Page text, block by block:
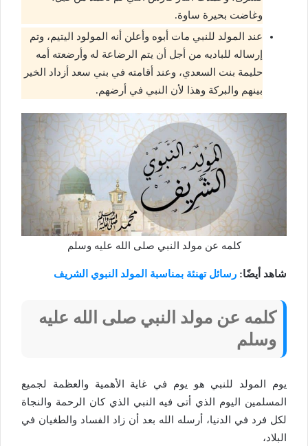
وغاضت بحيرة ساوة.
عند المولد للنبي مات أبوه وأعلن أنه المولود اليتيم، وتم
إرساله للباديه من أجل أن يتم الرضاعة له وأرضعته أمه
حليمة بنت السعدي، وعند أقامته في بني سعد أزداد الخير
بينهم والبركة وهذا لأن النبي في أرضهم.
كلمه عن مولد النبي صلى الله عليه وسلم
شاهد أيضًا: رسائل تهنئة بمناسبة المولد النبوي الشريف
كلمه عن مولد النبي صلى الله عليه
وسلم
يوم المولد للنبي هو يوم في غاية الأهمية والعظمة لجميع
المسلمين اليوم الذي أتى فيه النبي الذي كان الرحمة والنجاة
لكل فرد في الدنيا، أرسله الله بعد أن زاد الفساد والطغيان في
البلاد،